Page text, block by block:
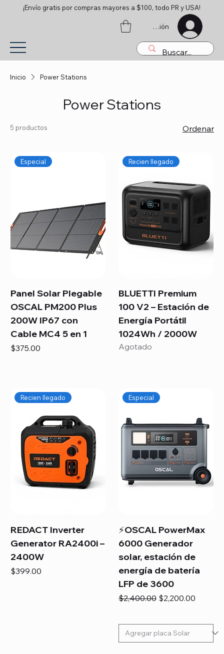
¡Envío gratis por compras mayores a $100, todo PR y USA!
Iniciar sesión
Inicio Power Stations
Power Stations
5 productos Ordenar
Especial
Panel Solar Plegable
OSCAL PM200 Plus
200W IP67 con
Cable MC4 5 en 1
Precio
$375.00
Recien llegado
BLUETTI Premium
100 V2 – Estación de
Energía Portátil
1024Wh / 2000W
Agotado
Recien llegado
REDACT Inverter
Generator RA2400i –
2400W
Precio
$399.00
Especial
⚡OSCAL PowerMax
6000 Generador
solar, estación de
energía de batería
LFP de 3600
Precio
$2,400.00 Precio de oferta
$2,200.00